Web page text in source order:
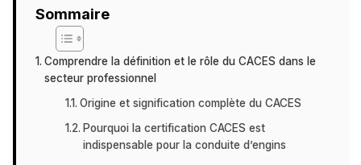
Sommaire
Comprendre la définition et le rôle du CACES dans le
secteur professionnel
Origine et signification complète du CACES
Pourquoi la certification CACES est
indispensable pour la conduite d’engins